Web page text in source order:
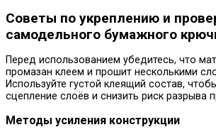
Советы по укреплению и
самодельного бумажного
Перед использованием убедитесь, что
промазан клеем и прошит несколькими
Используйте густой клеящий состав,
сцепление слоёв и снизить риск разрыва
Методы усиления конструкции